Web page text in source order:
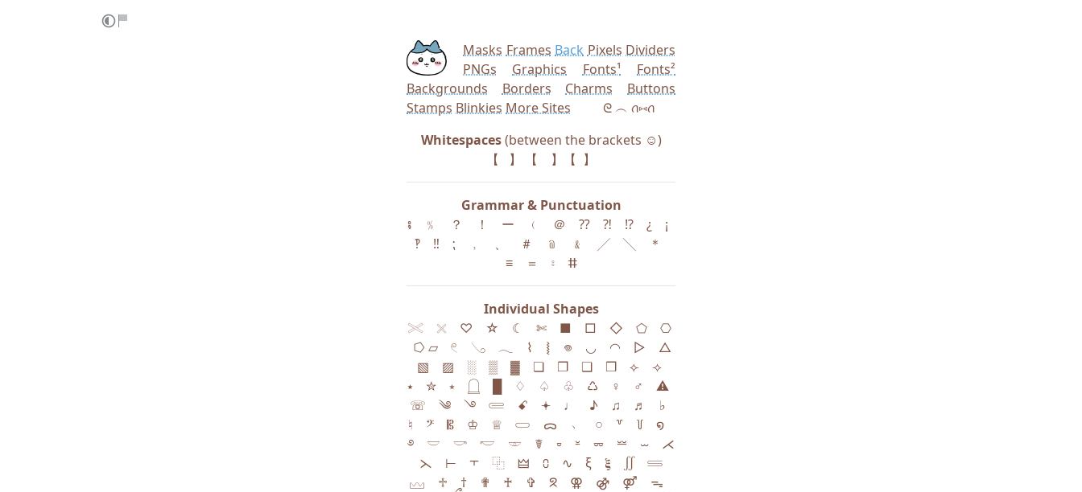
Masks Frames Back Pixels Dividers
PNGs
Graphics Fonts¹
Fonts²
Backgrounds
Borders Charms
Buttons
Stamps Blinkies More Sites ‎ ‎ ‎ ‎ ‎ ‎ ‎ ‎ ‎ ᘓ ︵ ꪒ⑅ꪒ
Whitespaces(between the brackets ☺)
【⠀】 【 】【 ‎ 】
Grammar & Punctuation
⨾ ‎ ‎ ‎ ﹪ ‎ ‎ ‎ ？ ‎ ‎ ‎ ！ ‎ ‎ ‎ ー ‎ ‎ ‎ ﹙ ‎ ‎ ‎ ＠ ‎ ‎ ‎ ⁇ ‎ ‎ ‎ ⁈ ‎ ‎ ‎ ⁉ ‎ ‎ ‎ ¿ ‎ ‎ ‎ ¡ ‎ ‎
‎ ‽ ‎ ‎ ‎ ‼ ‎ ‎ ‎ ⁏ ‎ ‎ ‎ ﹐ ‎ ‎ ‎ 、 ‎ ‎ ‎ ＃ ‎ ‎ ‎ ﹫ ‎ ‎ ‎ ﹠ ‎ ‎ ‎ ╱ ‎ ‎ ‎ ╲ ‎ ‎ ‎ ＊ ‎ ‎ ‎
≡ ‎ ‎ ‎ ＝ ‎ ‎ ‎ ⦂ ‎ ‎ ‎ ⵌ
Individual Shapes
𓏵 ‎ ‎ ‎ 𓏴 ‎ ‎ ‎ ♡ ‎ ‎ ‎ ☆ ‎ ‎ ‎ ☾ ‎ ‎ ‎ ✄ ‎ ‎ ‎ ■ ‎ ‎ ‎ □ ‎ ‎ ‎ ◇ ‎ ‎ ‎ ⬠ ‎ ‎ ‎ ⎔ ‎
‎ ‎ ⭔ ▱ ‎ ‎ ‎ 𓏲 ‎ ‎ ‎ 𓂅 ‎ ‎ ‎ 𓂃 ‎ ‎ ‎ ⌇ ‎ ‎ ‎ ⦚ ‎ ‎ ‎ 𖦹 ‎ ‎ ‎ ◡ ‎ ‎ ‎ ◠ ‎ ‎ ‎ ▷ ‎ ‎ ‎ △ ‎
‎ ‎ ▧ ‎ ‎ ‎ ▨ ‎ ‎ ‎ ░ ‎ ‎ ‎ ▒ ‎ ‎ ‎ ▓ ‎ ‎ ‎ ❏ ‎ ‎ ‎ ❐ ‎ ‎ ‎ ❑ ‎ ‎ ‎ ❒ ‎ ‎ ‎ ⟣ ‎ ‎ ‎ ⟢ ‎ ‎ ‎
⭑ ‎ ‎ ‎ ✮ ‎ ‎ ‎ ⭒ ‎ ‎ ‎ 𓉸 ‎ ‎ ‎ █ ‎ ‎ ‎ ♢ ‎ ‎ ‎ ♤ ‎ ‎ ‎ ♧ ‎ ‎ ‎ ♺ ‎ ‎ ‎ ♀︎ ‎ ‎ ‎ ♂︎ ‎ ‎ ‎ ⚠︎ ‎ ‎
‎ ☏ ‎ ‎ ‎ ༄ ‎ ‎ ‎ ࿓ ‎ ‎ ‎ 𓄲 ‎ ‎ ‎ ꗃ ‎ ‎ ‎ 𖥔 ‎ ‎ ‎ ♩ ‎ ‎ ‎ ♪ ‎ ‎ ‎ ♫ ‎ ‎ ‎ ♬ ‎ ‎ ‎ ♭ ‎ ‎ ‎
♮ ‎ ‎ ‎ 𝄢 ‎ ‎ ‎ 𝄡 ‎ ‎ ‎ ♔ ‎ ‎ ‎ ♕ ‎ ‎ ‎ 𓋰 ‎ ‎ ‎ ᯅ ‎ ‎ ‎ ﹅ ‎ ‎ ‎ 𓏸 ‎ ‎ ‎ ꒷ ‎ ‎ ‎ ꒦ ‎ ‎ ‎ ໑ ‎ ‎ ‎
࿔ ‎ ‎ ‎ 𓎟 ‎ ‎ ‎ 𓎡 ‎ ‎ ‎ 𓎢 ‎ ‎ ‎ 𓎲 ‎ ‎ ‎ ☤ ‎ ‎ ‎ ⏒ ‎ ‎ ‎ ⏓ ‎ ‎ ‎ ⏔ ‎ ‎ ‎ ⏕ ‎ ‎ ‎ ⏖ ‎ ‎ ‎ ⋌
‎ ‎ ‎ ⋋ ‎ ‎ ‎ ⊢ ‎ ‎ ‎ ⫟ ‎ ‎ ‎ ⿻ ‎ ‎ ‎ 🜲 ‎ ‎ ‎ ⩇ ‎ ‎ ‎ ∿ ‎ ‎ ‎ ξ ‎ ‎ ‎ 𝛏 ‎ ‎ ‎ ∬ ‎ ‎ ‎ 𓄷 ‎ ‎ ‎
𓈊 ‎ ‎ ‎ ♱ ‎ ‎ ‎ † ‎ ‎ ‎ ✟ ‎ ‎ ‎ ♰ ‎ ‎ ‎ ✞ ‎ ‎ ‎ ᘝ ‎ ‎ ‎ ⚢ ‎ ‎ ‎ ⚣ ‎ ‎ ‎ ⚤ ‎ ‎ ‎ ᯓ ‎ ‎ ‎